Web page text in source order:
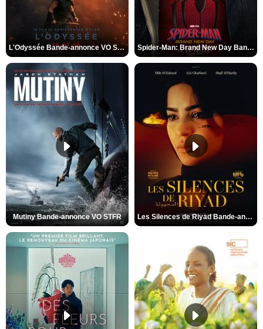
L'Odyssée Bande-annonce VO STFR Spider-Man: Brand New Day Bande-annonce VO STFR
Mutiny Bande-annonce VO STFR Les Silences de Riyad Bande-annonce VO STFR